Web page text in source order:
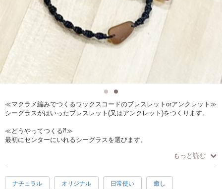
≪マクラメ編みでつくるワックスコードのブレスレットorアンクレット≫
シーグラスがはいったブレスレット(又はアンクレット)をつくります。
≪どうやってつくる⁇≫
最初にセンターにいれるシーグラスを選びます。
最後に留め具を作って完成です!!
≪作品の仕様≫
もっと読む
ナチュラル オリジナル 日常使い 癒し